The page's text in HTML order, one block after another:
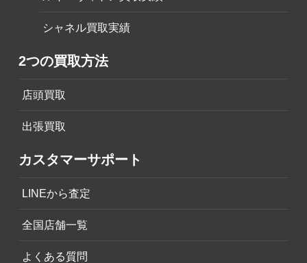
シャネル買取実績
2つの買取方法
店頭買取
出張買取
カスタマーサポート
LINEから査定
全国店舗一覧
よくある質問